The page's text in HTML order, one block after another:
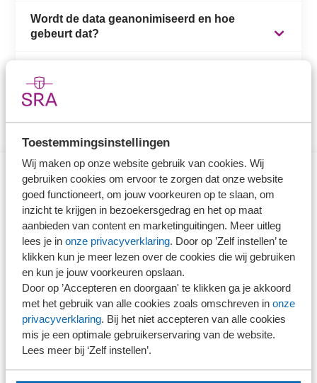
Toestemmingsinstellingen
Wij maken op onze website gebruik van cookies. Wij
gebruiken cookies om ervoor te zorgen dat onze website
goed functioneert, om jouw voorkeuren op te slaan, om
inzicht te krijgen in bezoekersgedrag en het op maat
aanbieden van content en marketinguitingen. Meer uitleg
lees je in onze privacyverklaring. Door op ’Zelf instellen’ te
klikken kun je meer lezen over de cookies die wij gebruiken
en kun je jouw voorkeuren opslaan.
Door op ’Accepteren en doorgaan' te klikken ga je akkoord
met het gebruik van alle cookies zoals omschreven in onze
privacyverklaring. Bij het niet accepteren van alle cookies
mis je een optimale gebruikerservaring van de website.
Lees meer bij ‘Zelf instellen’.
Alle aangemelde users van de deelnemende
programmeurs van VisionPlanner.
Wordt de data geanonimiseerd en hoe
gebeurt dat?
Alle jaarrekeningen die worden ontvangen en
geen uitval vertonen (bijvoorbeeld omdat de
posten niet konden worden gemapt), worden
KvK nummer. Vervolgens wordt dit nummer gelijk
versleuteld via een hash-algoritme. Hiermee
kunnen we wel zien of een jaarrekening eventueel
wordt overschreven door een nieuwe en is het ook
mogelijk om vergelijkingen over meerdere jaren te
maken, maar zijn de jaarrekeningen wel
geanonimiseerd. De database bevat alleen
mappingcodes en bedragen, dus ook een
rekening-schema met namen of kentekens wordt
niet ingelezen en opgeslagen.
voor benchmarkdoeleinden. Er hoeft dus geen
aparte verwerkingsovereenkomst te worden
opgesteld. Alle data in het benchmarksysteem
hebben niet op personen betrekking. Ook wordt
hoe dan ook voorkomen dat gegevens tot één
bedrijf herleidbaar kunnen zijn. Daarom is een
zekere omvang (n=20) altijd noodzakelijk.
Direct naar
Stel je vaktechnische vraag
Branche in Zicht
Dossiers
Kantoorvinder
Nieuwsbank
Handige links